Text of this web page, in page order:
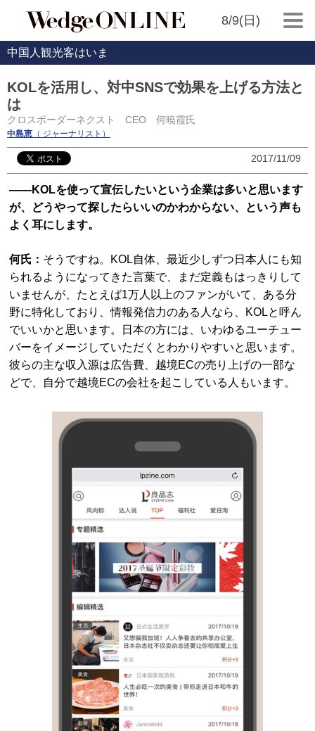
8/9(日)
中国人観光客はいま
KOLを活用し、対中SNSで効果を上げる方法と
は
クロスボーダーネクスト CEO 何暁霞氏
中島恵 （ ジャーナリスト）
2017/11/09
――KOLを使って宣伝したいという企業は多いと思います
が、どうやって探したらいいのかわからない、という声も
よく耳にします。
何氏： そうですね。KOL自体、最近少しずつ日本人にも知
られるようになってきた言葉で、まだ定義もはっきりして
いませんが、たとえば1万人以上のファンがいて、ある分
野に特化しており、情報発信力のある人なら、KOLと呼ん
でいいかと思います。日本の方には、いわゆるユーチュー
バーをイメージしていただくとわかりやすいと思います。
彼らの主な収入源は広告費、越境ECの売り上げの一部な
どで、自分で越境ECの会社を起こしている人もいます。